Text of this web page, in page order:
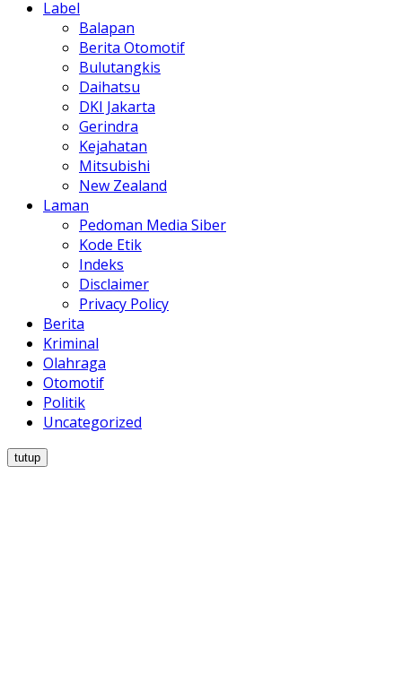
Label
Balapan
Berita Otomotif
Bulutangkis
Daihatsu
DKI Jakarta
Gerindra
Kejahatan
Mitsubishi
New Zealand
Laman
Pedoman Media Siber
Kode Etik
Indeks
Disclaimer
Privacy Policy
Berita
Kriminal
Olahraga
Otomotif
Politik
Uncategorized
tutup